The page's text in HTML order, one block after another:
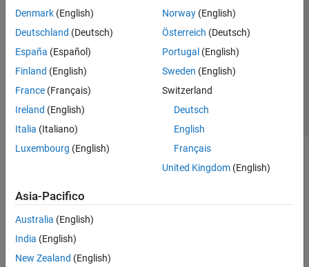
Denmark (English)
Deutschland (Deutsch)
España (Español)
Finland (English)
France (Français)
Ireland (English)
Italia (Italiano)
Luxembourg (English)
Norway(English)
Österreich (Deutsch)
Portugal (English)
Sweden (English)
Switzerland
Deutsch
English
Français
United Kingdom(English)
Asia-Pacifico
Australia (English)
India (English)
New Zealand (English)
Centro di fiducia
Informativa sulla privacy
Antipirateria
Stato dell'applicazione
Contatti
© 1994-2026 The MathWorks, Inc.